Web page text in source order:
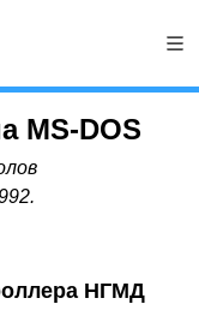
MS-DOS
НГМД